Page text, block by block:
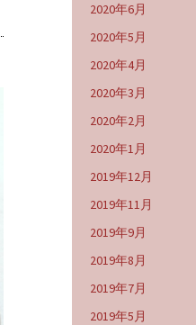
2020年6月
2020年5月
2020年4月
2020年3月
2020年2月
2020年1月
2019年12月
2019年11月
2019年9月
2019年8月
2019年7月
2019年5月